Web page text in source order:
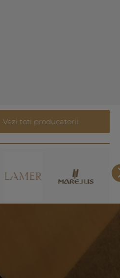
Vezi toti producatorii